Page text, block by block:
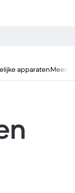
apparatenMeer